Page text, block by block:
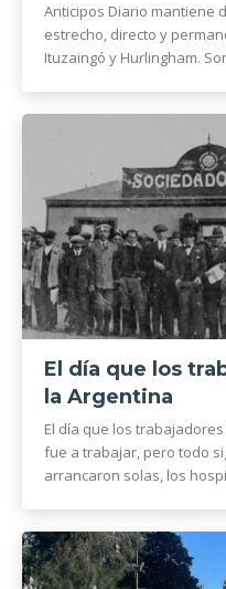
Anticipos Diario mantiene
estrecho, directo y
Ituzaingó y Hurlingham.
El día que los
la Argentina
El día que los
fue a trabajar, pero todo
arrancaron solas, los